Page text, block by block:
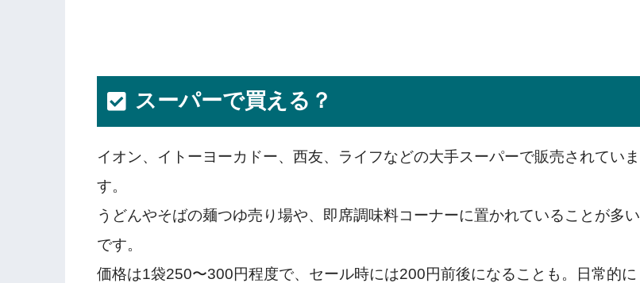
スーパーで買える？
イオン、イトーヨーカドー、西友、ライフなどの大手スーパーで販売されていま
す。
うどんやそばの麺つゆ売り場や、即席調味料コーナーに置かれていることが多い
です。
価格は1袋250〜300円程度で、セール時には200円前後になることも。日常的に